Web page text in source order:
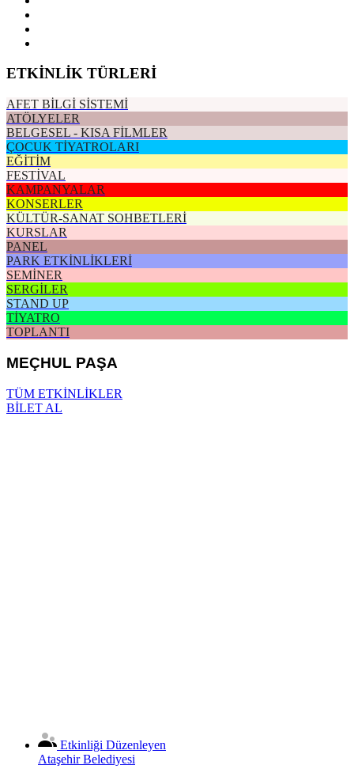
ETKİNLİK TÜRLERİ
AFET BİLGİ SİSTEMİ
ATÖLYELER
BELGESEL - KISA FİLMLER
ÇOCUK TİYATROLARI
EĞİTİM
FESTİVAL
KAMPANYALAR
KONSERLER
KÜLTÜR-SANAT SOHBETLERİ
KURSLAR
PANEL
PARK ETKİNLİKLERİ
SEMİNER
SERGİLER
STAND UP
TİYATRO
TOPLANTI
MEÇHUL PAŞA
TÜM ETKİNLİKLER
BİLET AL
Etkinliği Düzenleyen
Ataşehir Belediyesi